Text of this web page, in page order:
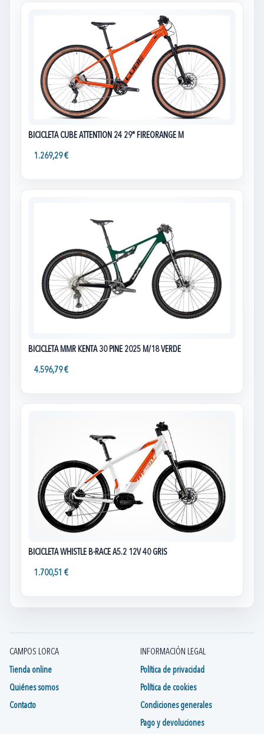
BICICLETA CUBE ATTENTION 24 29" FIREORANGE M
1.269,29 €
BICICLETA MMR KENTA 30 PINE 2025 M/18 VERDE
4.596,79 €
BICICLETA WHISTLE B-RACE A5.2 12V 40 GRIS
1.700,51 €
CAMPOS LORCA
Tienda online
Quiénes somos
Contacto
INFORMACIÓN LEGAL
Política de privacidad
Política de cookies
Condiciones generales
Pago y devoluciones